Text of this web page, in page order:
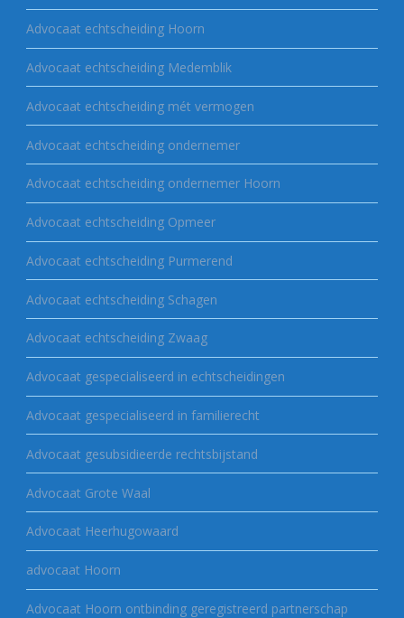
Advocaat echtscheiding Hoorn
Advocaat echtscheiding Medemblik
Advocaat echtscheiding mét vermogen
Advocaat echtscheiding ondernemer
Advocaat echtscheiding ondernemer Hoorn
Advocaat echtscheiding Opmeer
Advocaat echtscheiding Purmerend
Advocaat echtscheiding Schagen
Advocaat echtscheiding Zwaag
Advocaat gespecialiseerd in echtscheidingen
Advocaat gespecialiseerd in familierecht
Advocaat gesubsidieerde rechtsbijstand
Advocaat Grote Waal
Advocaat Heerhugowaard
advocaat Hoorn
Advocaat Hoorn ontbinding geregistreerd partnerschap